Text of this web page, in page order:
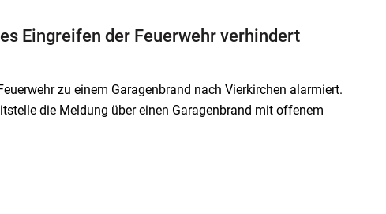
Eingreifen der Feuerwehr verhindert
zu einem Garagenbrand nach Vierkirchen alarmiert.
die Meldung über einen Garagenbrand mit offenem